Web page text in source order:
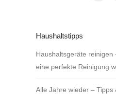
Haushaltstipps
Haushaltsgeräte reinigen
eine perfekte Reinigung
Alle Jahre wieder – Tipps